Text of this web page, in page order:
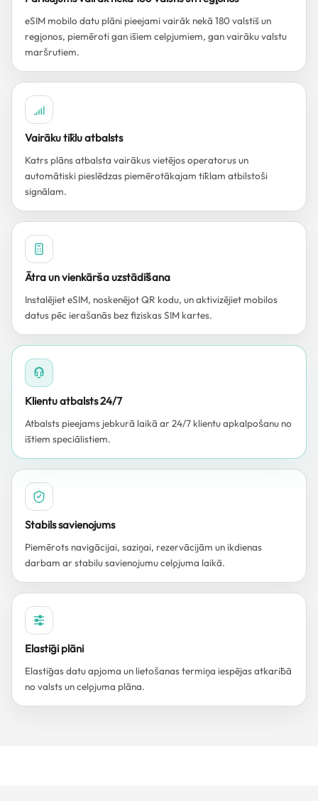
eSIM mobilo datu plāni pieejami vairāk nekā 180 valstīs un
reģionos, piemēroti gan īsiem ceļojumiem, gan vairāku valstu
maršrutiem.
Vairāku tīklu atbalsts
Katrs plāns atbalsta vairākus vietējos operatorus un
automātiski pieslēdzas piemērotākajam tīklam atbilstoši
signālam.
Ātra un vienkārša uzstādīšana
Instalējiet eSIM, noskenējot QR kodu, un aktivizējiet mobilos
datus pēc ierašanās bez fiziskas SIM kartes.
Klientu atbalsts 24/7
Atbalsts pieejams jebkurā laikā ar 24/7 klientu apkalpošanu no
īstiem speciālistiem.
Stabils savienojums
Piemērots navigācijai, saziņai, rezervācijām un ikdienas
darbam ar stabilu savienojumu ceļojuma laikā.
Elastīgi plāni
Elastīgas datu apjoma un lietošanas termiņa iespējas atkarībā
no valsts un ceļojuma plāna.